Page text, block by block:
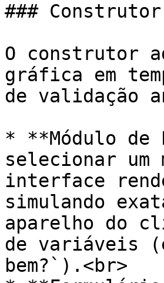
###
O construtor
gráfica em
de validação
* **Módulo de
selecionar um
interface
simulando
aparelho do
de variáveis
bem?`).<br>